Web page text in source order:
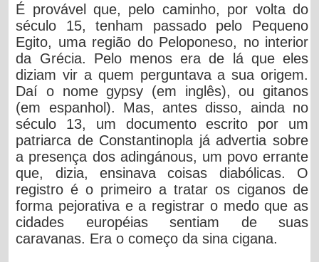
É provável que, pelo caminho, por volta do
século 15, tenham passado pelo Pequeno
Egito, uma região do Peloponeso, no interior
da Grécia. Pelo menos era de lá que eles
diziam vir a quem perguntava a sua origem.
Daí o nome gypsy (em inglês), ou gitanos
(em espanhol). Mas, antes disso, ainda no
século 13, um documento escrito por um
patriarca de Constantinopla já advertia sobre
a presença dos adingánous, um povo errante
que, dizia, ensinava coisas diabólicas. O
registro é o primeiro a tratar os ciganos de
forma pejorativa e a registrar o medo que as
cidades européias sentiam de suas
caravanas. Era o começo da sina cigana.